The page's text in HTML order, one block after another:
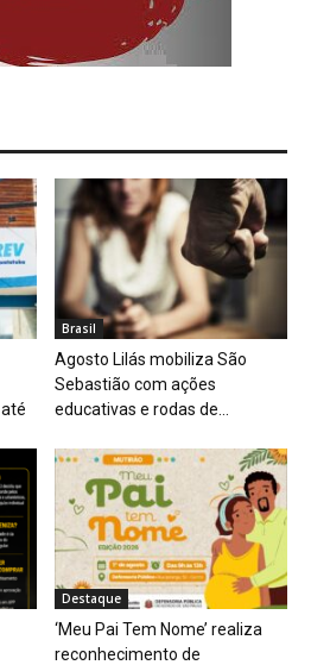
Brasil
Agosto Lilás mobiliza São
Sebastião com ações
educativas e rodas de...
Destaque
‘Meu Pai Tem Nome’ realiza
reconhecimento de